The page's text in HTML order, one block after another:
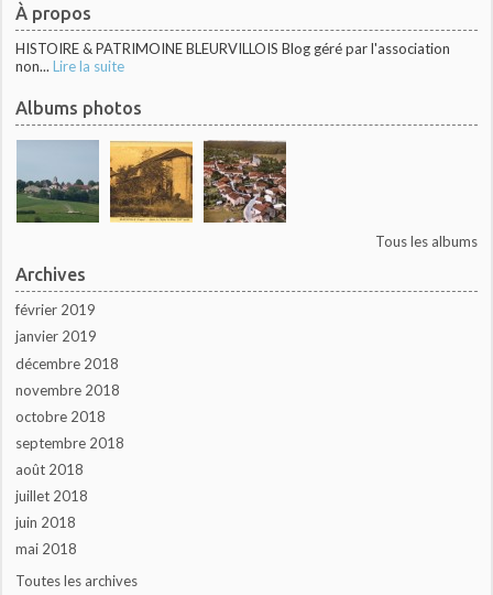
À propos
HISTOIRE & PATRIMOINE BLEURVILLOIS Blog géré par l'association
non... Lire la suite
Albums photos
Tous les albums
Archives
février 2019
janvier 2019
décembre 2018
novembre 2018
octobre 2018
septembre 2018
août 2018
juillet 2018
juin 2018
mai 2018
Toutes les archives